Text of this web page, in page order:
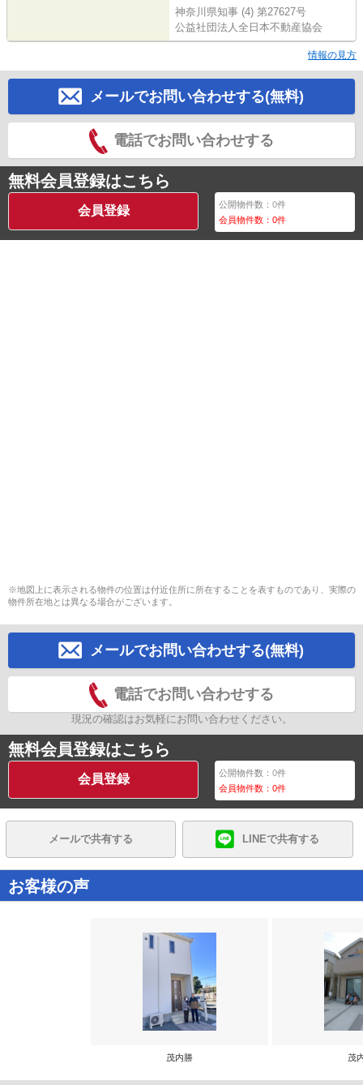
神奈川県知事 (4) 第27627号
公益社団法人全日本不動産協会
情報の見方
メールでお問い合わせする(無料)
電話でお問い合わせする
無料会員登録はこちら
会員登録 公開物件数：0件
会員物件数：0件
※地図上に表示される物件の位置は付近住所に所在することを表すものであり、実際の
物件所在地とは異なる場合がございます。
メールでお問い合わせする(無料)
電話でお問い合わせする
現況の確認はお気軽にお問い合わせください。
無料会員登録はこちら
会員登録 公開物件数：0件
会員物件数：0件
メールで共有する LINEで共有する
お客様の声
茂内勝 茂